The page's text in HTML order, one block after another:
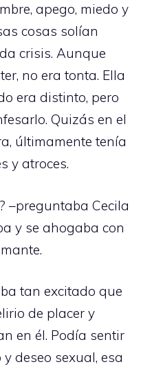
apego, miedo y
cosas solían
crisis. Aunque
no era tonta. Ella
era distinto, pero
Quizás en el
últimamente tenía
y atroces.
–preguntaba Cecila
y se ahogaba con
tan excitado que
de placer y
en él. Podía sentir
deseo sexual, esa